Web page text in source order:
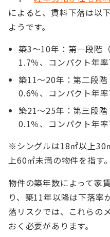
によると、賃料下落は以
ようです。
築3～10年：第一段階
1.7％、コンパクト年率
築11～20年：第二段
0.6％、コンパクト年率
築21～25年：第三段
0.1％、コンパクト年率
※シングルは18㎡以上30
上60㎡未満の物件を指す。
物件の築年数によって家
り、築11年以降は下落率
落リスクでは、これらの
おく必要があります。